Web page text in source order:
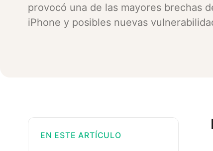
provocó una de las mayores brechas
iPhone y posibles nuevas
EN ESTE ARTÍCULO